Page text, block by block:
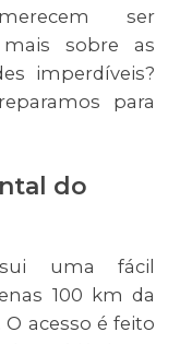
ser
sobre as
imperdíveis?
para
do
uma fácil
100 km da
acesso é feito